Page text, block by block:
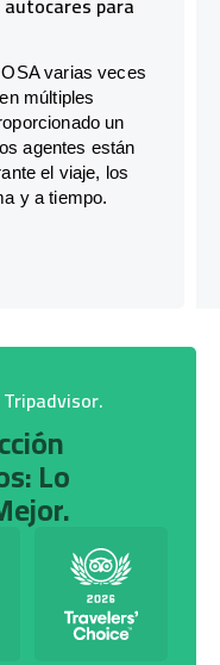
varias veces
múltiples
un
agentes están
el viaje, los
y a tiempo.
Lo